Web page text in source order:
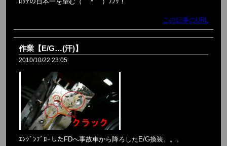
この記事のURL
作業【E/G…(汗)】
2010/10/22 23:05
ｴﾝｼﾞﾝﾌﾞﾛｰしたFDへ事故車から降ろしたE/G換装。。。